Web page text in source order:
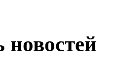
новостей